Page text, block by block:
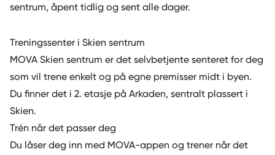
sentrum, åpent tidlig og sent alle dager.
Treningssenter i Skien sentrum
MOVA Skien sentrum er det selvbetjente senteret for deg
som vil trene enkelt og på egne premisser midt i byen.
Du finner det i 2. etasje på Arkaden, sentralt plassert i
Skien.
Trén når det passer deg
Du låser deg inn med MOVA-appen og trener når det